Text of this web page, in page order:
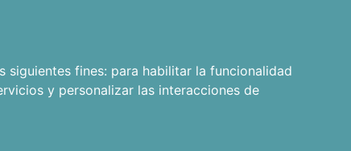
siguientes fines: para habilitar la funcionalidad
y personalizar las interacciones de